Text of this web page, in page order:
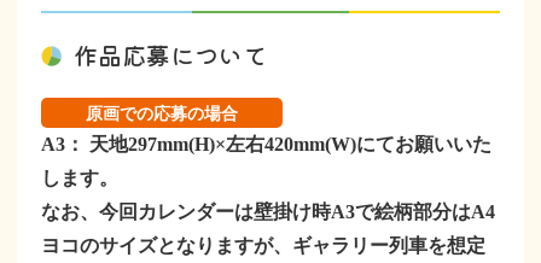
作品応募について
原画での応募の場合
A3： 天地297mm(H)×左右420mm(W)にてお願いいた
します。
なお、今回カレンダーは壁掛け時A3で絵柄部分はA4
ヨコのサイズとなりますが、 ギャラリー列車を想定